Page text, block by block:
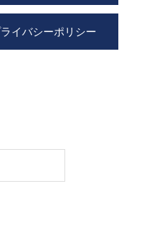
イバシーポリシー